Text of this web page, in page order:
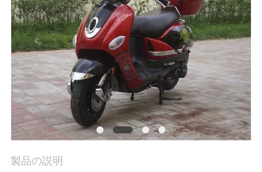
理
私
達
に
連
絡
製品の説明